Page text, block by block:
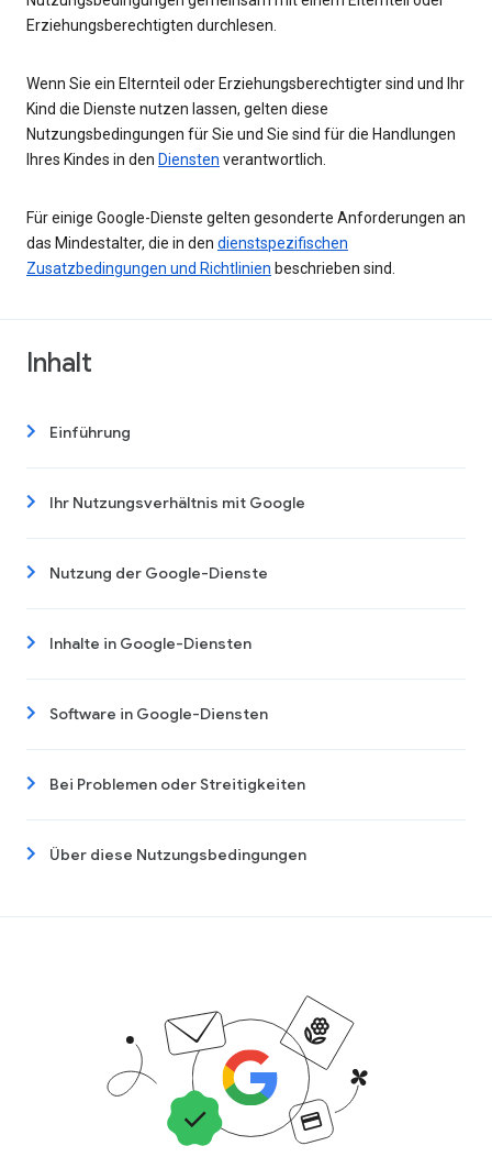
Erziehungsberechtigten durchlesen.
Wenn Sie ein Elternteil oder Erziehungsberechtigter sind und Ihr
Kind die Dienste nutzen lassen, gelten diese
Nutzungsbedingungen für Sie und Sie sind für die Handlungen
Ihres Kindes in den Diensten verantwortlich.
Für einige Google-Dienste gelten gesonderte Anforderungen an
das Mindestalter, die in den dienstspezifischen
Zusatzbedingungen und Richtlinien beschrieben sind.
Inhalt
Einführung
Ihr Nutzungsverhältnis mit Google
Nutzung der Google-Dienste
Inhalte in Google-Diensten
Software in Google-Diensten
Bei Problemen oder Streitigkeiten
Über diese Nutzungsbedingungen